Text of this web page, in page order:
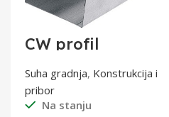
CW profil
75/4000
Suha gradnja, Konstrukcija i
pribor
Na stanju